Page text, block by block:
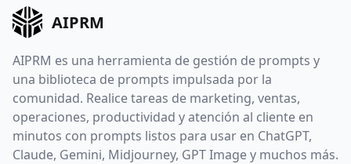
AIPRM
AIPRM es una herramienta de gestión de prompts y
una biblioteca de prompts impulsada por la
comunidad. Realice tareas de marketing, ventas,
operaciones, productividad y atención al cliente en
minutos con prompts listos para usar en ChatGPT,
Claude, Gemini, Midjourney, GPT Image y muchos más.